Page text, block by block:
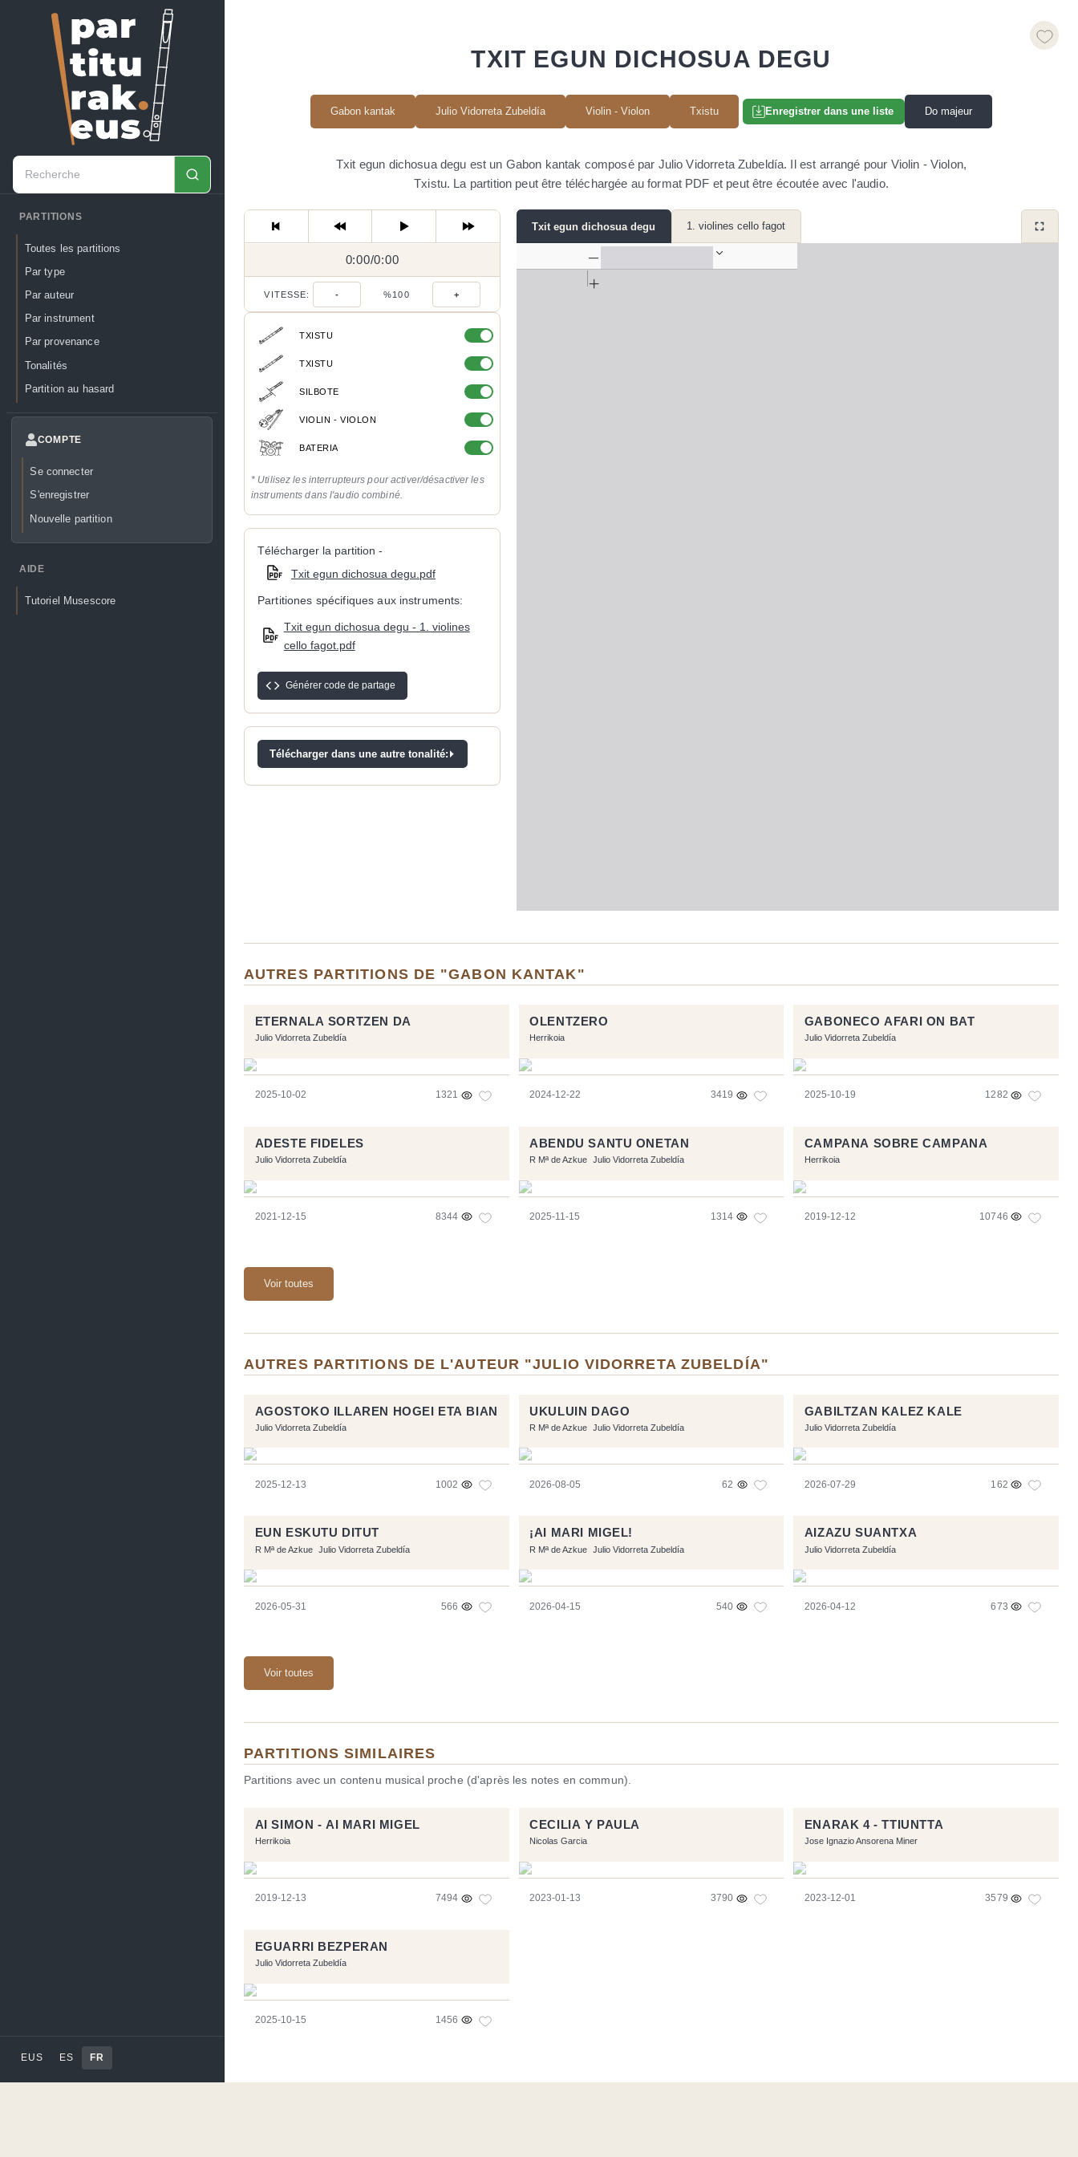
PARTITIONS
Toutes les partitions
Par type
Par auteur
Par instrument
Par provenance
Tonalités
Partition au hasard
COMPTE
Se connecter
S'enregistrer
Nouvelle partition
AIDE
Tutoriel Musescore
EUS ES FR
TXIT EGUN DICHOSUA DEGU
Gabon kantak Julio Vidorreta Zubeldía Violin - Violon Txistu Enregistrer dans une liste Do majeur
Txit egun dichosua degu est un Gabon kantak composé par Julio Vidorreta Zubeldía. Il est arrangé pour Violin - Violon,
Txistu. La partition peut être téléchargée au format PDF et peut être écoutée avec l'audio.
0:00/
0:00/0:00
VITESSE: - %100 +
TXISTU
TXISTU
SILBOTE
VIOLIN - VIOLON
BATERIA
* Utilisez les interrupteurs pour activer/désactiver les
instruments dans l'audio combiné.
Télécharger la partition -
Txit egun dichosua degu.pdf
Partitiones spécifiques aux instruments:
Txit egun dichosua degu - 1. violines
cello fagot.pdf
Générer code de partage
Télécharger dans une autre tonalité:
Txit egun dichosua degu 1. violines cello fagot
AUTRES PARTITIONS DE "GABON KANTAK"
ETERNALA SORTZEN DA
Julio Vidorreta Zubeldía
2025-10-02 1321
OLENTZERO
Herrikoia
2024-12-22 3419
GABONECO AFARI ON BAT
Julio Vidorreta Zubeldía
2025-10-19 1282
ADESTE FIDELES
Julio Vidorreta Zubeldía
2021-12-15 8344
ABENDU SANTU ONETAN
R Mª de Azkue Julio Vidorreta Zubeldía
2025-11-15 1314
CAMPANA SOBRE CAMPANA
Herrikoia
2019-12-12 10746
Voir toutes
AUTRES PARTITIONS DE L'AUTEUR "JULIO VIDORRETA ZUBELDÍA"
AGOSTOKO ILLAREN HOGEI ETA BIAN
Julio Vidorreta Zubeldía
2025-12-13 1002
UKULUIN DAGO
R Mª de Azkue Julio Vidorreta Zubeldía
2026-08-05 62
GABILTZAN KALEZ KALE
Julio Vidorreta Zubeldía
2026-07-29 162
EUN ESKUTU DITUT
R Mª de Azkue Julio Vidorreta Zubeldía
2026-05-31 566
¡AI MARI MIGEL!
R Mª de Azkue Julio Vidorreta Zubeldía
2026-04-15 540
AIZAZU SUANTXA
Julio Vidorreta Zubeldía
2026-04-12 673
Voir toutes
PARTITIONS SIMILAIRES
Partitions avec un contenu musical proche (d'après les notes en commun).
AI SIMON - AI MARI MIGEL
Herrikoia
2019-12-13 7494
CECILIA Y PAULA
Nicolas Garcia
2023-01-13 3790
ENARAK 4 - TTIUNTTA
Jose Ignazio Ansorena Miner
2023-12-01 3579
EGUARRI BEZPERAN
Julio Vidorreta Zubeldía
2025-10-15 1456